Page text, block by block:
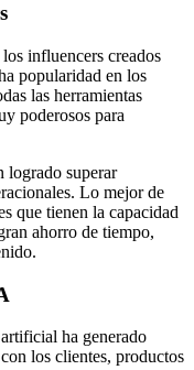
influencers creados
popularidad en los
las herramientas
poderosos para
logrado superar
Lo mejor de
que tienen la capacidad
ahorro de tiempo,
ha generado
los clientes, productos